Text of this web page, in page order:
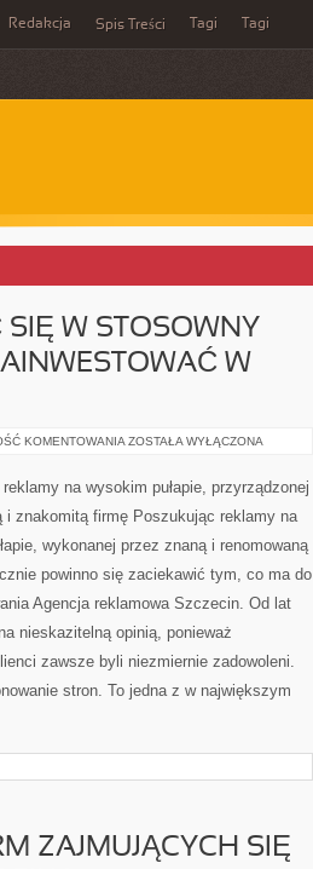
Redakcja Spis Treści Tagi Tagi
W STOSOWNY
W
KOMENTOWANIA CHCĄC
W
STOSOWNY
POWINNO
ZAINWESTOWAĆ
DOBRĄ
ZOSTAŁA WYŁĄCZONA
na wysokim pułapie, przyrządzonej
i znakomitą firmę Poszukując reklamy na
wykonanej przez znaną i renomowaną
powinno się zaciekawić tym, co ma do
Agencja reklamowa Szczecin. Od lat
nieskazitelną opinią, ponieważ
zawsze byli niezmiernie zadowoleni.
stron. To jedna z w największym
ZAJMUJĄCYCH SIĘ